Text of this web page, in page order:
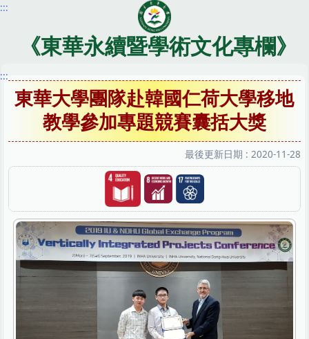
跳
內
區
:::
《東華永續暨學術文化專欄》
:::
東華大學團隊赴韓國仁荷大學移地
教學參加專題競賽囊括大獎
最後更新日期 : 2020-11-28